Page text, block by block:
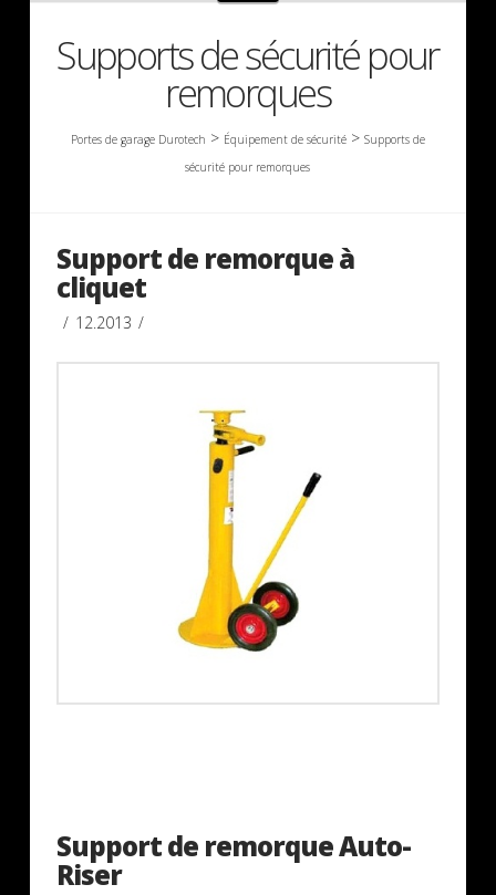
Supports de sécurité pour
remorques
Portes de garage Durotech > Équipement de sécurité> Supports de
sécurité pour remorques
Support de remorque à
cliquet
12.2013
Support de remorque Auto-
Riser